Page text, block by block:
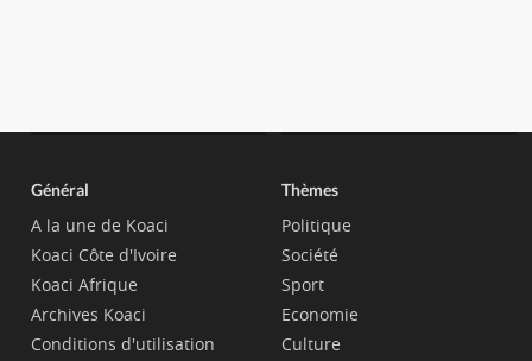
Général
A la une de Koaci
Koaci Côte d'Ivoire
Koaci Afrique
Archives Koaci
Conditions d'utilisation
Thèmes
Politique
Société
Sport
Economie
Culture